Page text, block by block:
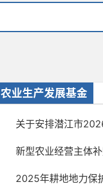
农业生产发展基金
关于安排潜江市
新型农业经营主体
2025年耕地地力保